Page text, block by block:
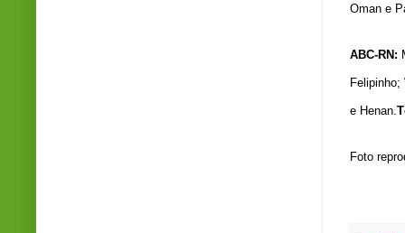
Oman e
ABC-RN:
e Henan.
Foto